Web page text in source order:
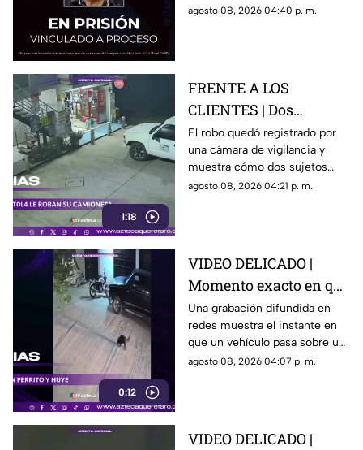
permanecer en prisión
agosto 08, 2026 04:40 p. m.
1:18
FRENTE A LOS
CLIENTES | Dos
hombres enc4ñonan a
conductor y se llevan
su camioneta
El robo quedó registrado por
una cámara de vigilancia y
muestra cómo dos sujetos
obligaron a un conductor y a
agosto 08, 2026 04:21 p. m.
0:12
VIDEO DELICADO |
Momento exacto en que
camioneta atropella a
un perro y conductor
escapa
Una grabación difundida en
redes muestra el instante en
que un vehículo pasa sobre un
perro y continúa su camino sin
agosto 08, 2026 04:07 p. m.
VIDEO DELICADO |